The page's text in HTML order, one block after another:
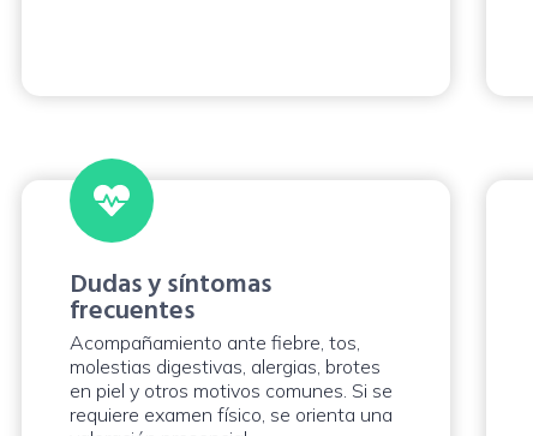
Dudas y síntomas
frecuentes
Acompañamiento ante fiebre, tos,
molestias digestivas, alergias, brotes
en piel y otros motivos comunes. Si se
requiere examen físico, se orienta una